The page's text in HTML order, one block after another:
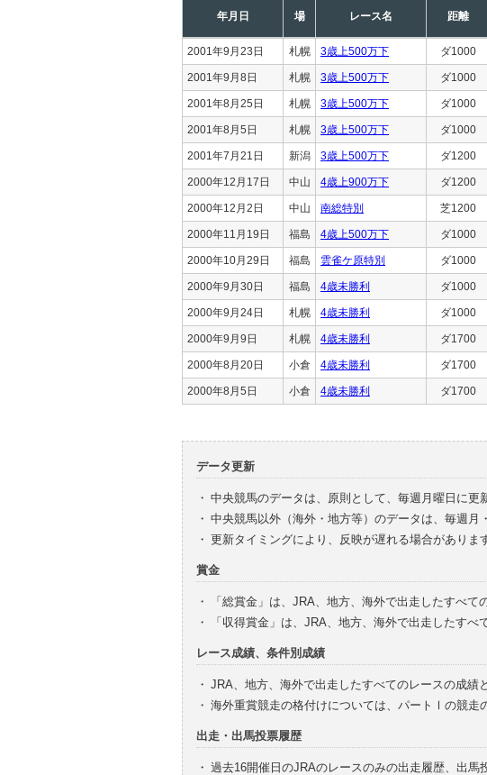
年月日 場 レース名 距離
2001年9月23日 札幌 3歳上500万下 ダ1000
2001年9月8日 札幌 3歳上500万下 ダ1000
2001年8月25日 札幌 3歳上500万下 ダ1000
2001年8月5日 札幌 3歳上500万下 ダ1000
2001年7月21日 新潟 3歳上500万下 ダ1200
2000年12月17日 中山 4歳上900万下 ダ1200
2000年12月2日 中山 南総特別 芝1200
2000年11月19日 福島 4歳上500万下 ダ1000
2000年10月29日 福島 雲雀ケ原特別 ダ1000
2000年9月30日 福島 4歳未勝利 ダ1000
2000年9月24日 札幌 4歳未勝利 ダ1000
2000年9月9日 札幌 4歳未勝利 ダ1700
2000年8月20日 小倉 4歳未勝利 ダ1700
2000年8月5日 小倉 4歳未勝利 ダ1700
データ更新
・ 中央競馬のデータは、原則として、毎週月曜日に更
・ 中央競馬以外（海外・地方等）のデータは、毎週月
・ 更新タイミングにより、反映が遅れる場合があります
賞金
・
「総賞金」は、JRA、地方、海外で出走したすべて
・
「収得賞金」は、JRA、地方、海外で出走したす
レース成績、条件別成績
・ JRA、地方、海外で出走したすべてのレースの成績
・ 海外重賞競走の格付けについては、パートⅠの競走
出走・出馬投票履歴
・ 過去16開催日のJRAのレースのみの出走履歴、出馬